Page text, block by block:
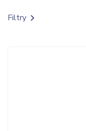
Filtry